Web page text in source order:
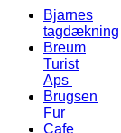
Bjarnes
tagdækning
Breum
Turist
Aps
Brugsen
Fur
Cafe